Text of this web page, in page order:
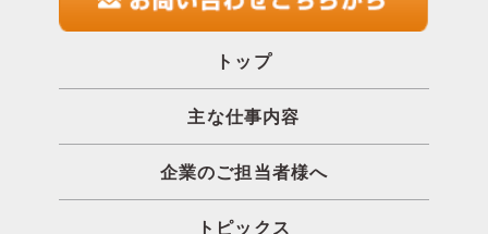
トップ
主な仕事内容
企業のご担当者様へ
トピックス